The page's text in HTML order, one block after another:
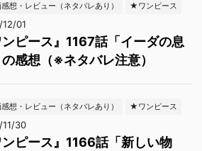
想・レビュー（ネタバレあり） ★ワンピース
01
ンピース』1167話「イーダの息
感想（※ネタバレ注意）
想・レビュー（ネタバレあり） ★ワンピース
30
ンピース』1166話「新しい物